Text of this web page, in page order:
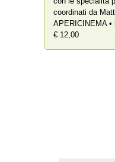
coordinati da
APERICINEMA
€ 12,00